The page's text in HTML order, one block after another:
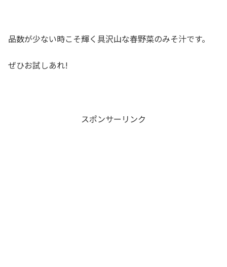
品数が少ない時こそ輝く具沢山な春野菜のみそ汁です。
ぜひお試しあれ!
スポンサーリンク